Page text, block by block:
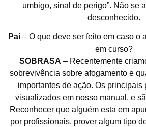
umbigo, sinal de perigo”. Não se
desconhecido.
Pai – O que deve ser feito em caso o
em curso?
SOBRASA – Recentemente
sobrevivência sobre afogamento e
importantes de ação. Os principais
visualizados em nosso manual, e
Reconhecer que alguém esta em
por profissionais, prover algum tipo